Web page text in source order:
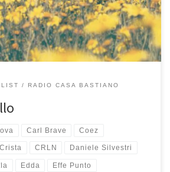
tra una canzone e l’altra sono proprio […]
RADIO CASA BASTIANO
Carl Brave Coez
Crista CRLN Daniele Silvestri
Edda Effe Punto